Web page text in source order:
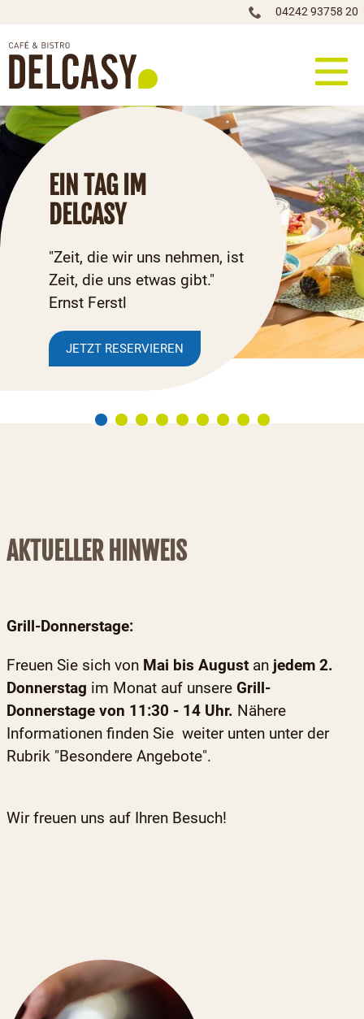
04242 93758 20
EIN TAG IM
DELCASY
"Zeit, die wir uns nehmen, ist
Zeit, die uns etwas gibt."
Ernst Ferstl
JETZT RESERVIEREN
AKTUELLER HINWEIS
Grill-Donnerstage:
Freuen Sie sich vonMai bis Augustanjedem 2.
Donnerstag im Monat auf unsereGrill-
Donnerstage von 11:30 - 14 Uhr. Nähere
Informationen finden Sie weiter unten unter der
Rubrik "Besondere Angebote".
Wir freuen uns auf Ihren Besuch!